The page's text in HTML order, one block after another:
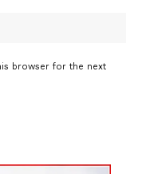
browser for the next